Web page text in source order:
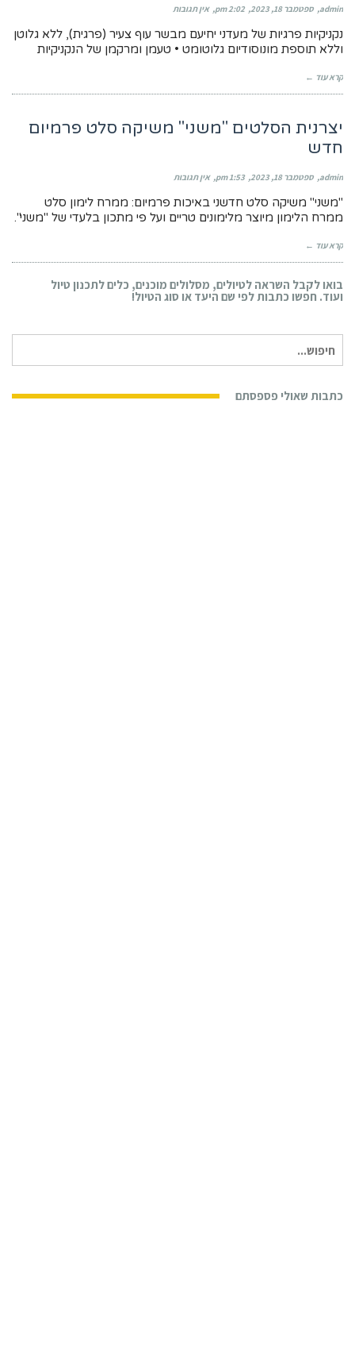
admin ספטמבר 18, 2023 2:02 pm אין תגובות
נקניקיות פרגיות של מעדני יחיעם מבשר עוף צעיר (פרגית), ללא גלוטן
וללא תוספת מונוסודיום גלוטומט • טעמן ומרקמן של הנקניקיות
קרא עוד ←
יצרנית הסלטים "משני" משיקה סלט פרמיום
חדש
admin ספטמבר 18, 2023 1:53 pm אין תגובות
"משני" משיקה סלט חדשני באיכות פרמיום: ממרח לימון סלט
ממרח הלימון מיוצר מלימונים טריים ועל פי מתכון בלעדי של "משני".
קרא עוד ←
בואו לקבל השראה לטיולים, מסלולים מוכנים, כלים לתכנון טיול
ועוד. חפשו כתבות לפי שם היעד או סוג הטיול!
עבור:
כתבות שאולי פספסתם